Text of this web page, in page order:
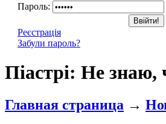
Пароль:
Реєстрація
Забули пароль?
Піастрі: Не знаю,
Главная страница →